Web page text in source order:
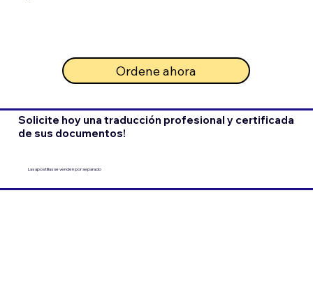
Ordene ahora
Solicite hoy una traducción profesional y certificada
de sus documentos!
Las apostillas se venden por separado